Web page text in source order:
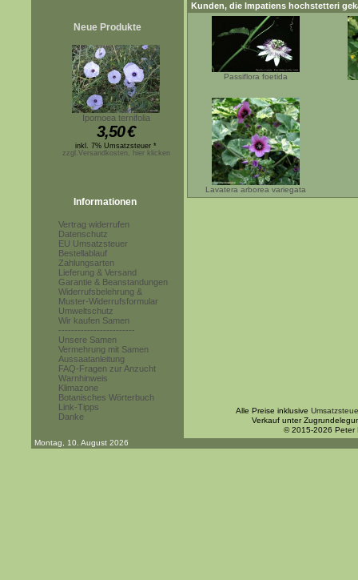
Neue Produkte
Ipomoea ternifolia
3,50€
inkl. 7% Umsatzsteuer *
zzgl.Versandkosten, hier klicken
Informationen
Vertrag widerrufen
Datenschutz
EU Umsatzsteuer
Bestellablauf
Zahlungsarten
Lieferung & Versand
Garantie & Beanstandungen
Widerrufsbelehrung &
Muster-Widerrufsformular
Umweltschutz
Wir kaufen Samen
------------------------
Unsere Samen
Vermehrung mit Samen
Aussaatanleitung
FAQ-Fragen zur Anzucht
Warnhinweis
Klimazone
Botanisches Wörterbuch
Link-Tipps
Danke
Kunden, die Impatiens hochstetteri
Passiflora foetida
Lavatera arborea variegata
Alle Preise inklusive
Verkauf unter
© 2015-2026 Peter
Montag, 10. August 2026